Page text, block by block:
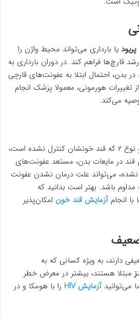
یا بارداری می‌تواند محیط واژن را
قارچ‌ها فراهم کند. در دوران بارداری به
بدن، احتمال ابتلا به عفونت‌های قارچی
تغییرات هورمونی، معمولا پزشک انجام
می‌کند.
افراد مبتلا به دیابت نوع ۱ و نوع ۲ که قند خونشان کنترل نشده است،
در مایعات بدن، مستعد عفونت‌های
نشده، می‌تواند علت درمان نشدن عفونت
باشد. بهتر است بدانید که
انجامآزمایش قند خون امکان‌پذیر
دارند، به ویژه کسانی که به
مبتلا هستند، بیشتر در معرض خطر
می‌توانیدآزمایش HIV
را با هومکا و در